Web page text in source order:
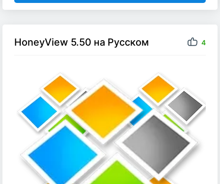
HoneyView 5.50 на Русском 4